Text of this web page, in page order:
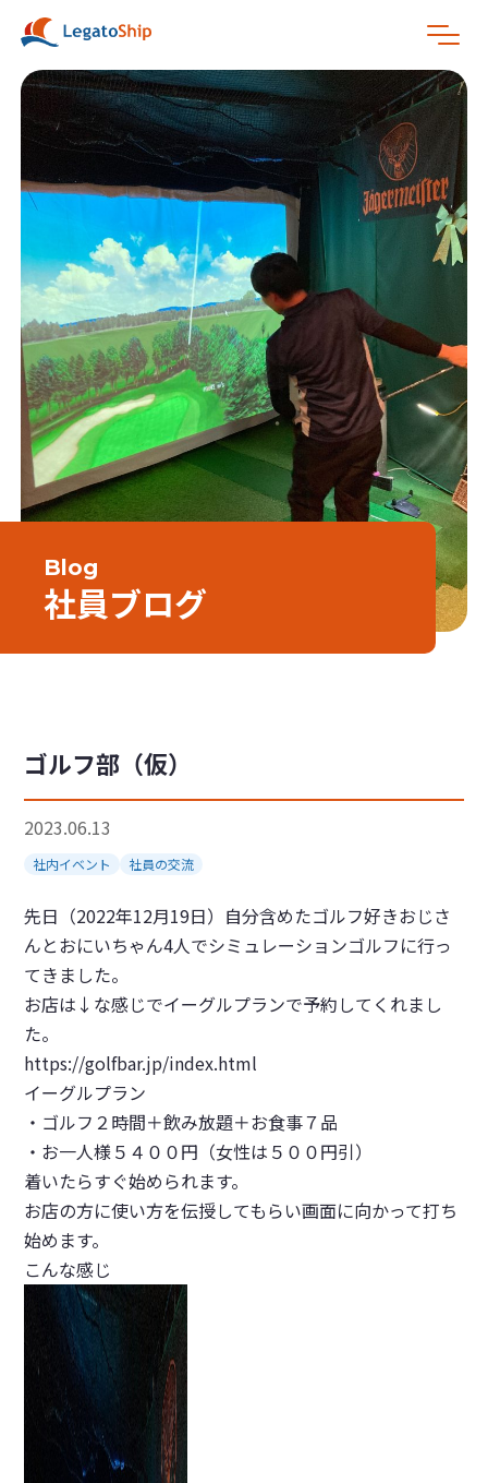
Blog
社員ブログ
ゴルフ部（仮）
2023.06.13
社内イベント 社員の交流
先日（2022年12月19日）自分含めたゴルフ好きおじさ
んとおにいちゃん4人でシミュレーションゴルフに行っ
てきました。
お店は↓な感じでイーグルプランで予約してくれまし
た。
https://golfbar.jp/index.html
イーグルプラン
・ゴルフ２時間＋飲み放題＋お食事７品
・お一人様５４００円（女性は５００円引）
着いたらすぐ始められます。
お店の方に使い方を伝授してもらい画面に向かって打ち
始めます。
こんな感じ